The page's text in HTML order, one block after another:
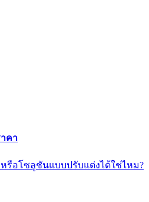
คา
รือโซลูชันแบบปรับแต่งได้ใช่ไหม?